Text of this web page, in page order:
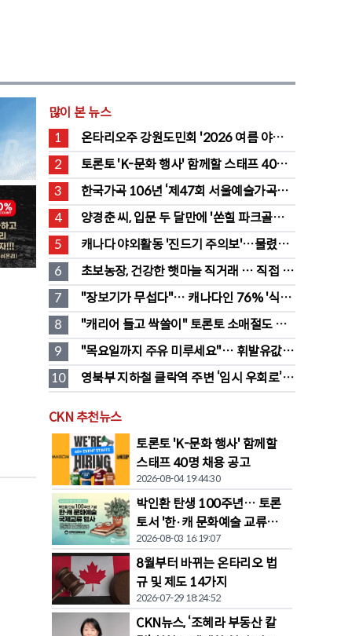
많이 본 뉴스
1
온타리오주 강원도민회 '2026 여름 야유
회' 성료
2
토론토 'K-문화 행사' 함께할 스태프 40명
채용 공고
3
한국가곡 106년 ‘제47회 서울예술가곡제’
2회차 무대 성황
4
양경춘 씨, 입문 두 달만에 '쏜힐 파크골프'
첫 홀인원 주인공
5
캐나다 야외활동 '진드기 주의보'…물렸을
때 올바른 대처법은?
6
초보농장, 건강한 햇마늘 직거래 … 직접 만
든 전통 장류도 판매
7
"장보기가 무섭다"… 캐나다인 76% '식료
품값이 가장 부담'
8
"캐리어 들고 싹쓸이" 토론토 소매절도
546명 검거…훔친 물건 재유통
9
"목요일까지 주유 미루세요"… 휘발유값
대폭 하락 예고
10
영북부 지하철 클락역 주변 ‘임시 우회로’
전환… “영 스트리트 바뀐다”
CKN 추천뉴스
토론토 'K-문화 행사' 함께할
스태프 40명 채용 공고
2026-08-04 19:44:30
박인환 탄생 100주년… 토론
토서 '한·캐 문화예술 교류전'
열린다
2026-08-03 16:19:07
8월부터 바뀌는 온타리오 법
규 및 제도 14가지
2026-07-29 18:24:52
CKN뉴스, ‘조혜라 부동산 칼